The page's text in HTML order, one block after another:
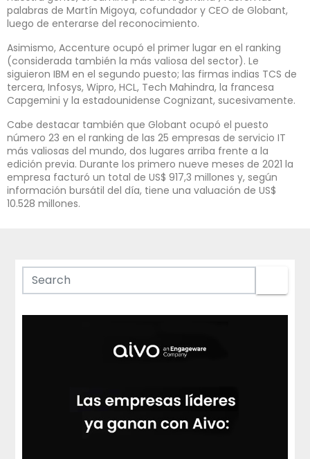
palabras de Martín Migoya, cofundador y CEO de Globant,
luego de enterarse del reconocimiento.
Asimismo, Accenture ocupó el primer lugar en el ranking
(considerada también la más valiosa del sector). Le
siguieron IBM en el segundo puesto; las firmas indias TCS de
tercera, Infosys, Wipro, HCL, Tech Mahindra, la francesa
Capgemini y la estadounidense Cognizant, sucesivamente.
Cabe destacar también que Globant ocupó el puesto
número 23 en el ranking de las 25 empresas de servicio IT
más valiosas del mundo, dos lugares arriba frente a la
edición previa. Durante los primero nueve meses de 2021 la
empresa facturó un total de US$ 917,3 millones y, según
información bursátil del día, tiene una valuación de US$
10.528 millones.